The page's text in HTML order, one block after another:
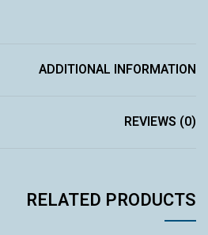
ADDITIONAL INFORMATION
REVIEWS (0)
RELATED PRODUCTS